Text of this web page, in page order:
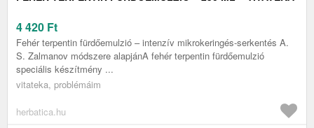
4 420 Ft
Fehér terpentin fürdőemulzió – intenzív mikrokeringés-serkentés A.
S. Zalmanov módszere alapjánA fehér terpentin fürdőemulzió
speciális készítmény ...
vitateka, problémáim
herbatica.hu